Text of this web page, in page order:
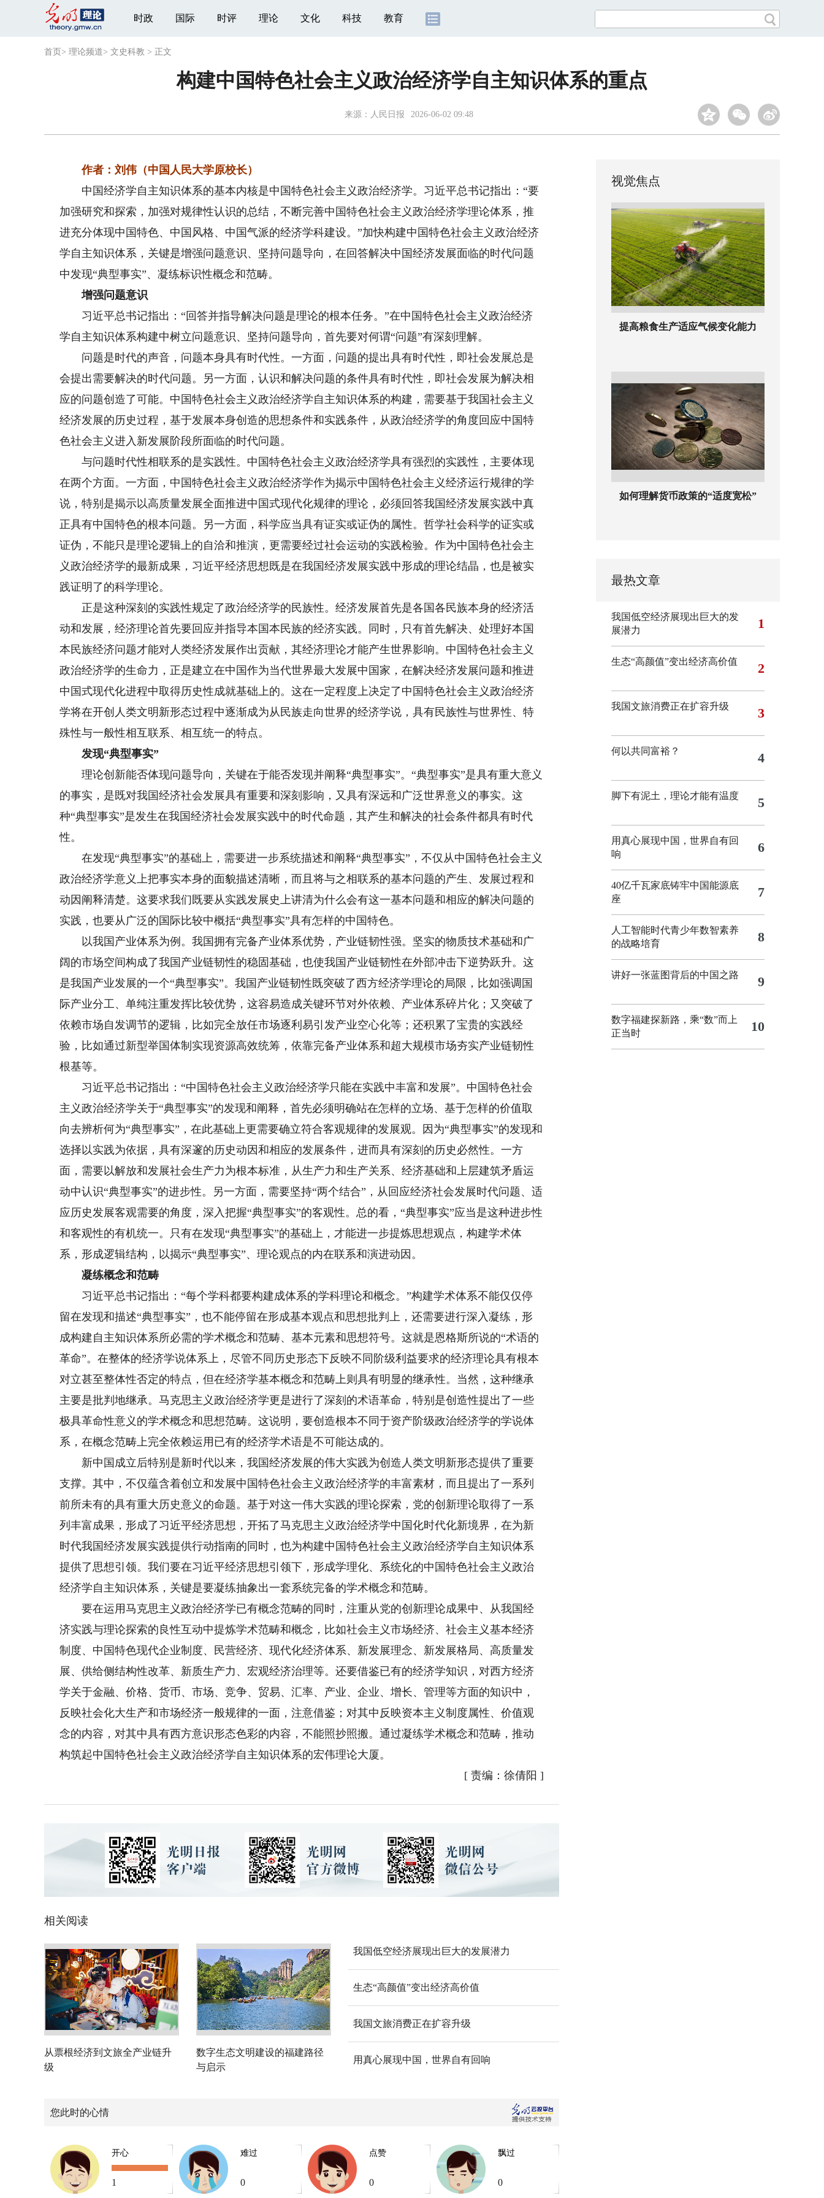
时政 国际 时评 理论 文化 科技 教育
首页 > 理论频道> 文史科教 > 正文
构建中国特色社会主义政治经济学自主知识体系的重点
来源： 人民日报 2026-06-02 09:48
作者：刘伟（中国人民大学原校长）
中国经济学自主知识体系的基本内核是中国特色社会主义政治经济学。习近平总书记指出：“要
加强研究和探索，加强对规律性认识的总结，不断完善中国特色社会主义政治经济学理论体系，推
进充分体现中国特色、中国风格、中国气派的经济学科建设。”加快构建中国特色社会主义政治经济
学自主知识体系，关键是增强问题意识、坚持问题导向，在回答解决中国经济发展面临的时代问题
中发现“典型事实”、凝练标识性概念和范畴。
增强问题意识
习近平总书记指出：“回答并指导解决问题是理论的根本任务。”在中国特色社会主义政治经济
学自主知识体系构建中树立问题意识、坚持问题导向，首先要对何谓“问题”有深刻理解。
问题是时代的声音，问题本身具有时代性。一方面，问题的提出具有时代性，即社会发展总是
会提出需要解决的时代问题。另一方面，认识和解决问题的条件具有时代性，即社会发展为解决相
应的问题创造了可能。中国特色社会主义政治经济学自主知识体系的构建，需要基于我国社会主义
经济发展的历史过程，基于发展本身创造的思想条件和实践条件，从政治经济学的角度回应中国特
色社会主义进入新发展阶段所面临的时代问题。
与问题时代性相联系的是实践性。中国特色社会主义政治经济学具有强烈的实践性，主要体现
在两个方面。一方面，中国特色社会主义政治经济学作为揭示中国特色社会主义经济运行规律的学
说，特别是揭示以高质量发展全面推进中国式现代化规律的理论，必须回答我国经济发展实践中真
正具有中国特色的根本问题。另一方面，科学应当具有证实或证伪的属性。哲学社会科学的证实或
证伪，不能只是理论逻辑上的自洽和推演，更需要经过社会运动的实践检验。作为中国特色社会主
义政治经济学的最新成果，习近平经济思想既是在我国经济发展实践中形成的理论结晶，也是被实
践证明了的科学理论。
正是这种深刻的实践性规定了政治经济学的民族性。经济发展首先是各国各民族本身的经济活
动和发展，经济理论首先要回应并指导本国本民族的经济实践。同时，只有首先解决、处理好本国
本民族经济问题才能对人类经济发展作出贡献，其经济理论才能产生世界影响。中国特色社会主义
政治经济学的生命力，正是建立在中国作为当代世界最大发展中国家，在解决经济发展问题和推进
中国式现代化进程中取得历史性成就基础上的。这在一定程度上决定了中国特色社会主义政治经济
学将在开创人类文明新形态过程中逐渐成为从民族走向世界的经济学说，具有民族性与世界性、特
殊性与一般性相互联系、相互统一的特点。
发现“典型事实”
理论创新能否体现问题导向，关键在于能否发现并阐释“典型事实”。“典型事实”是具有重大意义
的事实，是既对我国经济社会发展具有重要和深刻影响，又具有深远和广泛世界意义的事实。这
种“典型事实”是发生在我国经济社会发展实践中的时代命题，其产生和解决的社会条件都具有时代
性。
在发现“典型事实”的基础上，需要进一步系统描述和阐释“典型事实”，不仅从中国特色社会主义
政治经济学意义上把事实本身的面貌描述清晰，而且将与之相联系的基本问题的产生、发展过程和
动因阐释清楚。这要求我们既要从实践发展史上讲清为什么会有这一基本问题和相应的解决问题的
实践，也要从广泛的国际比较中概括“典型事实”具有怎样的中国特色。
以我国产业体系为例。我国拥有完备产业体系优势，产业链韧性强。坚实的物质技术基础和广
阔的市场空间构成了我国产业链韧性的稳固基础，也使我国产业链韧性在外部冲击下逆势跃升。这
是我国产业发展的一个“典型事实”。我国产业链韧性既突破了西方经济学理论的局限，比如强调国
际产业分工、单纯注重发挥比较优势，这容易造成关键环节对外依赖、产业体系碎片化；又突破了
依赖市场自发调节的逻辑，比如完全放任市场逐利易引发产业空心化等；还积累了宝贵的实践经
验，比如通过新型举国体制实现资源高效统筹，依靠完备产业体系和超大规模市场夯实产业链韧性
根基等。
习近平总书记指出：“中国特色社会主义政治经济学只能在实践中丰富和发展”。中国特色社会
主义政治经济学关于“典型事实”的发现和阐释，首先必须明确站在怎样的立场、基于怎样的价值取
向去辨析何为“典型事实”，在此基础上更需要确立符合客观规律的发展观。因为“典型事实”的发现和
选择以实践为依据，具有深邃的历史动因和相应的发展条件，进而具有深刻的历史必然性。一方
面，需要以解放和发展社会生产力为根本标准，从生产力和生产关系、经济基础和上层建筑矛盾运
动中认识“典型事实”的进步性。另一方面，需要坚持“两个结合”，从回应经济社会发展时代问题、适
应历史发展客观需要的角度，深入把握“典型事实”的客观性。总的看，“典型事实”应当是这种进步性
和客观性的有机统一。只有在发现“典型事实”的基础上，才能进一步提炼思想观点，构建学术体
系，形成逻辑结构，以揭示“典型事实”、理论观点的内在联系和演进动因。
凝练概念和范畴
习近平总书记指出：“每个学科都要构建成体系的学科理论和概念。”构建学术体系不能仅仅停
留在发现和描述“典型事实”，也不能停留在形成基本观点和思想批判上，还需要进行深入凝练，形
成构建自主知识体系所必需的学术概念和范畴、基本元素和思想符号。这就是恩格斯所说的“术语的
革命”。在整体的经济学说体系上，尽管不同历史形态下反映不同阶级利益要求的经济理论具有根本
对立甚至整体性否定的特点，但在经济学基本概念和范畴上则具有明显的继承性。当然，这种继承
主要是批判地继承。马克思主义政治经济学更是进行了深刻的术语革命，特别是创造性提出了一些
极具革命性意义的学术概念和思想范畴。这说明，要创造根本不同于资产阶级政治经济学的学说体
系，在概念范畴上完全依赖运用已有的经济学术语是不可能达成的。
新中国成立后特别是新时代以来，我国经济发展的伟大实践为创造人类文明新形态提供了重要
支撑。其中，不仅蕴含着创立和发展中国特色社会主义政治经济学的丰富素材，而且提出了一系列
前所未有的具有重大历史意义的命题。基于对这一伟大实践的理论探索，党的创新理论取得了一系
列丰富成果，形成了习近平经济思想，开拓了马克思主义政治经济学中国化时代化新境界，在为新
时代我国经济发展实践提供行动指南的同时，也为构建中国特色社会主义政治经济学自主知识体系
提供了思想引领。我们要在习近平经济思想引领下，形成学理化、系统化的中国特色社会主义政治
经济学自主知识体系，关键是要凝练抽象出一套系统完备的学术概念和范畴。
要在运用马克思主义政治经济学已有概念范畴的同时，注重从党的创新理论成果中、从我国经
济实践与理论探索的良性互动中提炼学术范畴和概念，比如社会主义市场经济、社会主义基本经济
制度、中国特色现代企业制度、民营经济、现代化经济体系、新发展理念、新发展格局、高质量发
展、供给侧结构性改革、新质生产力、宏观经济治理等。还要借鉴已有的经济学知识，对西方经济
学关于金融、价格、货币、市场、竞争、贸易、汇率、产业、企业、增长、管理等方面的知识中，
反映社会化大生产和市场经济一般规律的一面，注意借鉴；对其中反映资本主义制度属性、价值观
念的内容，对其中具有西方意识形态色彩的内容，不能照抄照搬。通过凝练学术概念和范畴，推动
构筑起中国特色社会主义政治经济学自主知识体系的宏伟理论大厦。
[ 责编：徐倩阳 ]
相关阅读
从票根经济到文旅全产业链升
级
数字生态文明建设的福建路径
与启示
我国低空经济展现出巨大的发展潜力
生态“高颜值”变出经济高价值
我国文旅消费正在扩容升级
用真心展现中国，世界自有回响
您此时的心情
开心
1
难过
0
点赞
0
飘过
0
视觉焦点
提高粮食生产适应气候变化能力
如何理解货币政策的“适度宽松”
最热文章
我国低空经济展现出巨大的发
展潜力
1
生态“高颜值”变出经济高价值 2
我国文旅消费正在扩容升级 3
何以共同富裕？ 4
脚下有泥土，理论才能有温度 5
用真心展现中国，世界自有回
响
6
40亿千瓦家底铸牢中国能源底
座
7
人工智能时代青少年数智素养
的战略培育
8
讲好一张蓝图背后的中国之路 9
数字福建探新路，乘“数”而上
正当时
10